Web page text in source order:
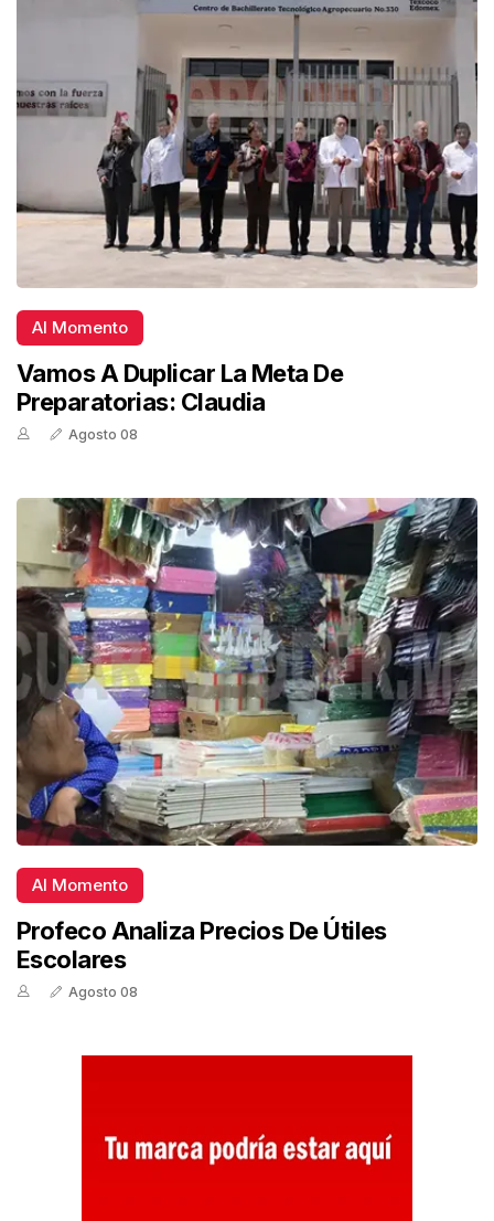
Al Momento
Vamos A Duplicar La Meta De
Preparatorias: Claudia
Agosto 08
Al Momento
Profeco Analiza Precios De Útiles
Escolares
Agosto 08